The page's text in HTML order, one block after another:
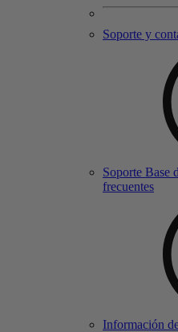
Soporte y
Soporte Base
frecuentes
Información